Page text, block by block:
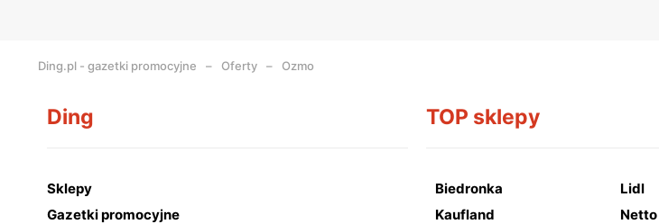
Ding.pl - gazetki promocyjne Oferty Ozmo
Ding
Sklepy
Gazetki promocyjne
TOP sklepy
Biedronka Lidl
Kaufland
Netto